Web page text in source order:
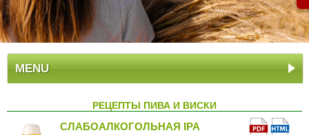
MENU
РЕЦЕПТЫ ПИВА И ВИСКИ
СЛАБОАЛКОГОЛЬНАЯ IPA